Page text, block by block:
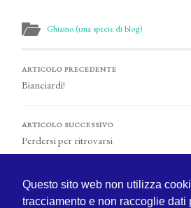
Ghiaino (una specie di blog)
ARTICOLO PRECEDENTE
Bianciardi!
ARTICOLO SUCCESSIVO
Perdersi per ritrovarsi
Questo sito web non utilizza
tracciamento e non raccoglie dati